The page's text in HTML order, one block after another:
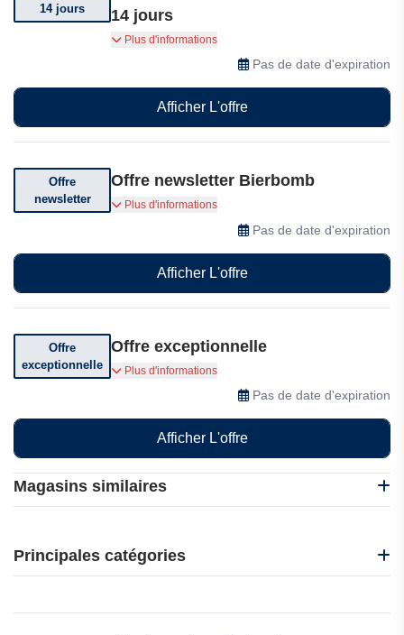
Magasins similaires
Mabouteille.fr
Trois Fois Vin
Les Caves
Principales catégories
14 jours
14 jours
Vous pouvez retourner votre commande dans
les 14 jours suivant sa réception.
Plus d'informations
Pas de date d'expiration
Afficher L'offre
Offre
newsletter
Offre newsletter Bierbomb
Abonnez-vous pour recevoir des offres
Plus d'informations
Pas de date d'expiration
Afficher L'offre
Offre
exceptionnelle
Offre exceptionnelle
Profitez d'offres exceptionnelles chez Bierbomb
Plus d'informations
Pas de date d'expiration
Afficher L'offre